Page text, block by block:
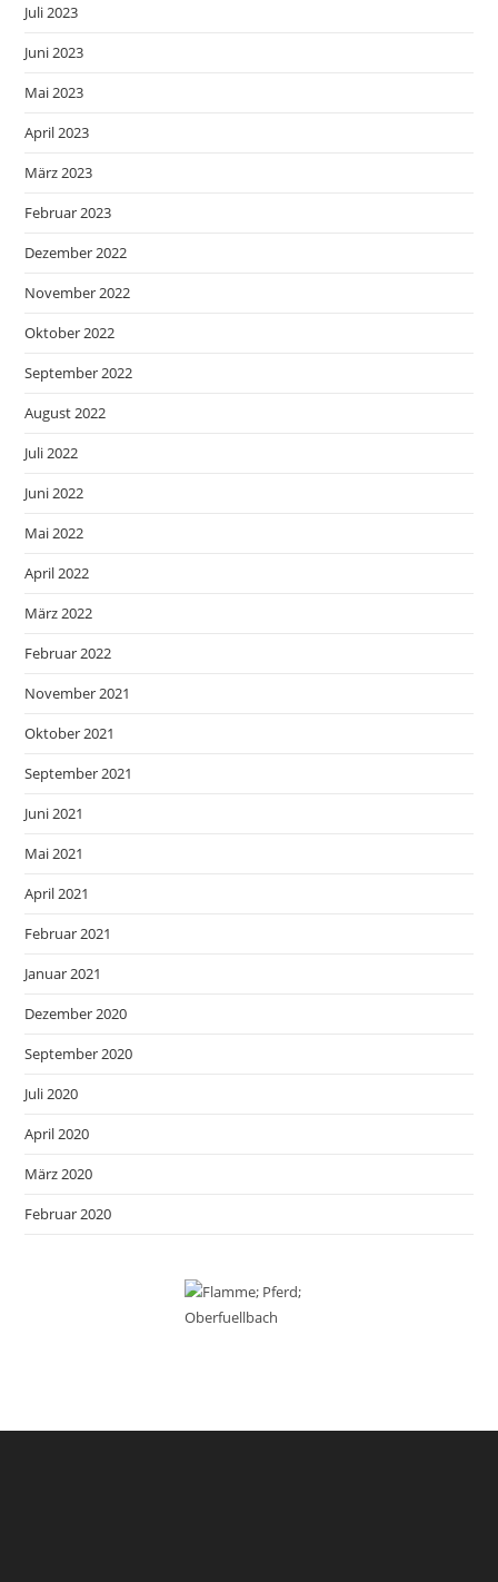
Juli 2023
Juni 2023
Mai 2023
April 2023
März 2023
Februar 2023
Dezember 2022
November 2022
Oktober 2022
September 2022
August 2022
Juli 2022
Juni 2022
Mai 2022
April 2022
März 2022
Februar 2022
November 2021
Oktober 2021
September 2021
Juni 2021
Mai 2021
April 2021
Februar 2021
Januar 2021
Dezember 2020
September 2020
Juli 2020
April 2020
März 2020
Februar 2020